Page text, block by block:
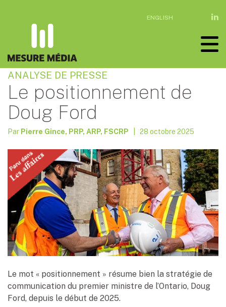
ENGLISH
ANALYSE DE PRESSE
Le positionnement de
Doug Ford
Par Pierre Gince, PRP, ARP, FSCRP | 28 octobre 2025
Le mot « positionnement » résume bien la stratégie de
communication du premier ministre de l’Ontario, Doug
Ford, depuis le début de 2025.